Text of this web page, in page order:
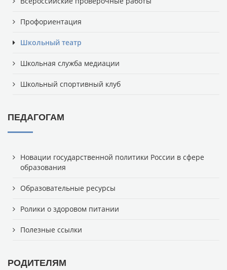
Профориентация
Школьный театр
Школьная служба медиации
Школьный спортивный клуб
ПЕДАГОГАМ
Новации государственной политики России в сфере
образования
Образовательные ресурсы
Ролики о здоровом питании
Полезные ссылки
РОДИТЕЛЯМ